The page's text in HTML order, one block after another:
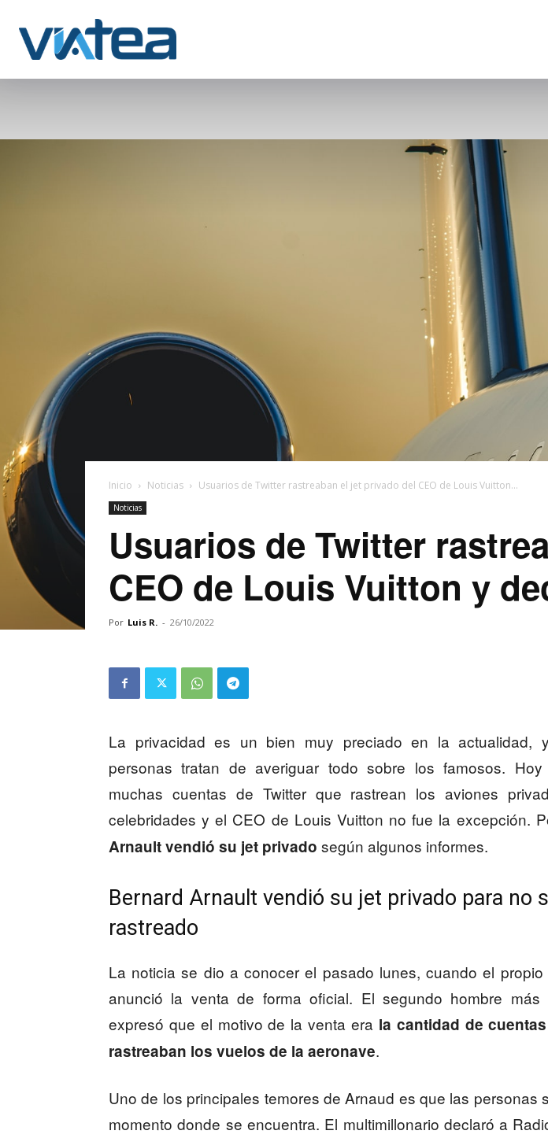
Inicio Noticias Usuarios de Twitter rastreaban el jet privado del CEO de Louis Vuitton...
Noticias
Usuarios de Twitter
CEO de Louis Vuitton y
Por Luis R. - 26/10/2022
La privacidad es un bien muy preciado en la actualidad,
personas tratan de averiguar todo sobre los famosos.
muchas cuentas de Twitter que rastrean los aviones
celebridades y el CEO de Louis Vuitton no fue la excepción.
Arnault vendió su jet privado según algunos informes.
Bernard Arnault vendió su jet privado para no
rastreado
La noticia se dio a conocer el pasado lunes, cuando el propio
anunció la venta de forma oficial. El segundo hombre más
expresó que el motivo de la venta era la cantidad de
rastreaban los vuelos de la aeronave.
Uno de los principales temores de Arnaud es que las personas
momento donde se encuentra. El multimillonario declaró a